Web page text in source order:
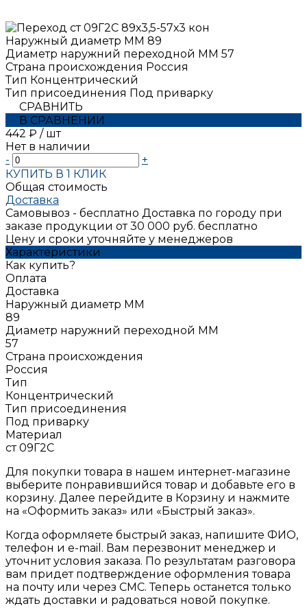
Наружный диаметр ММ 89
Диаметр наружний переходной ММ 57
Страна происхождения Россия
Тип Концентрический
Тип присоединения Под приварку
СРАВНИТЬ
В СРАВНЕНИИ
442 ₽ / шт
Нет в наличии
-
+
КУПИТЬ В 1 КЛИК
Общая стоимость
Доставка
Самовывоз - бесплатно Доставка по городу при
заказе продукции от 30 000 руб. бесплатно
Цену и сроки уточняйте у менеджеров
Характеристики
Как купить?
Оплата
Доставка
Наружный диаметр ММ
89
Диаметр наружний переходной ММ
57
Страна происхождения
Россия
Тип
Концентрический
Тип присоединения
Под приварку
Материал
ст 09Г2С
Для покупки товара в нашем интернет-магазине
выберите понравившийся товар и добавьте его в
корзину. Далее перейдите в Корзину и нажмите
на «Оформить заказ» или «Быстрый заказ».
Когда оформляете быстрый заказ, напишите ФИО,
телефон и e-mail. Вам перезвонит менеджер и
уточнит условия заказа. По результатам разговора
вам придет подтверждение оформления товара
на почту или через СМС. Теперь останется только
ждать доставки и радоваться новой покупке.